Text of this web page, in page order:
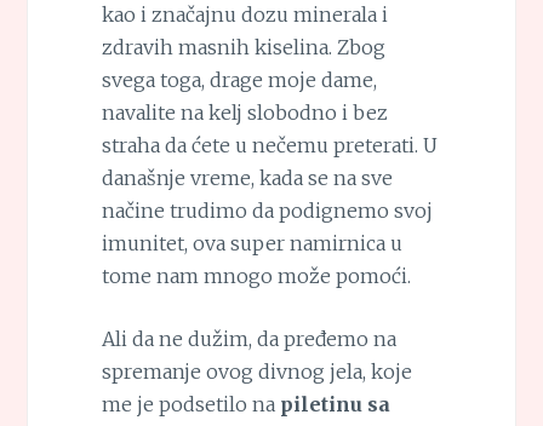
kao i značajnu dozu minerala i
zdravih masnih kiselina. Zbog
svega toga, drage moje dame,
navalite na kelj slobodno i bez
straha da ćete u nečemu preterati. U
današnje vreme, kada se na sve
načine trudimo da podignemo svoj
imunitet, ova super namirnica u
tome nam mnogo može pomoći.
Ali da ne dužim, da pređemo na
spremanje ovog divnog jela, koje
me je podsetilo na piletinu sa